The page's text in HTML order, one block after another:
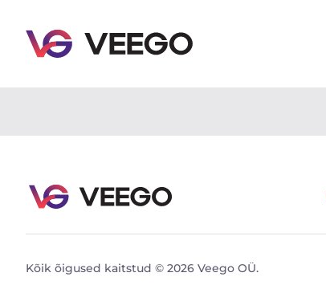
Kõik õigused kaitstud © 2026 Veego OÜ.